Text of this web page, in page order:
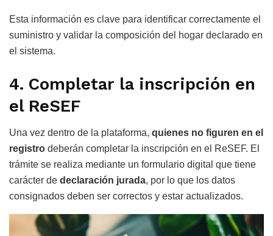
Esta información es clave para identificar correctamente el
suministro y validar la composición del hogar declarado en
el sistema.
4. Completar la inscripción en
el ReSEF
Una vez dentro de la plataforma, quienes no figuren en el
registro deberán completar la inscripción en el ReSEF. El
trámite se realiza mediante un formulario digital que tiene
carácter de declaración jurada, por lo que los datos
consignados deben ser correctos y estar actualizados.